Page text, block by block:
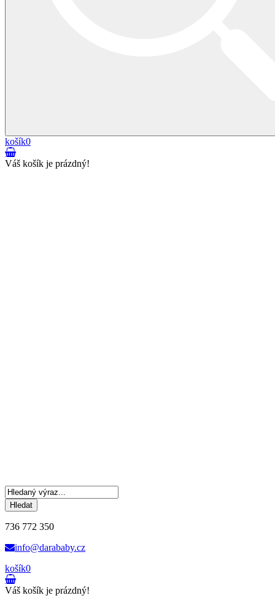
košík0
Váš košík je prázdný!
Hledat
736 772 350
info@darababy.cz
košík0
Váš košík je prázdný!